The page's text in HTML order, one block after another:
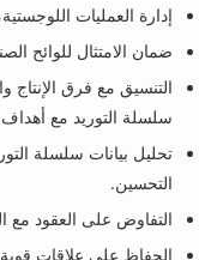
إدارة العمليات
ضمان الامتثال للوائح
التنسيق مع فرق الإنتاج
سلسلة التوريد مع
تحليل بيانات سلسلة
التحسين.
التفاوض على العقود مع
الحفاظ على علاقات